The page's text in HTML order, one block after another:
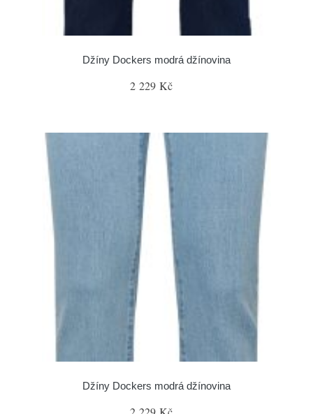
Džíny Dockers modrá džínovina
2 229 Kč
Džíny Dockers modrá džínovina